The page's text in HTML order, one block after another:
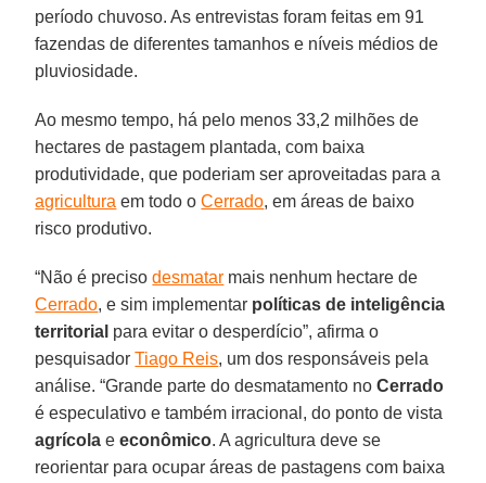
período chuvoso. As entrevistas foram feitas em 91
fazendas de diferentes tamanhos e níveis médios de
pluviosidade.
Ao mesmo tempo, há pelo menos 33,2 milhões de
hectares de pastagem plantada, com baixa
produtividade, que poderiam ser aproveitadas para a
agricultura em todo oCerrado, em áreas de baixo
risco produtivo.
“Não é precisodesmatar mais nenhum hectare de
Cerrado, e sim implementar políticas de inteligência
territorial para evitar o desperdício”, afirma o
pesquisadorTiago Reis, um dos responsáveis pela
análise. “Grande parte do desmatamento noCerrado
é especulativo e também irracional, do ponto de vista
agrícola eeconômico. A agricultura deve se
reorientar para ocupar áreas de pastagens com baixa